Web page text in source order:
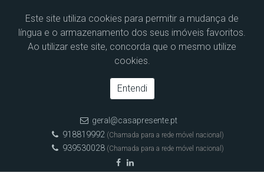
Este site utiliza cookies para permitir a mudança de
língua e o armazenamento dos seus imóveis favoritos.
Ao utilizar este site, concorda que o mesmo utilize
cookies.
Entendi
geral@casapresente.pt
918819992 (Chamada para a rede móvel nacional)
939530028 (Chamada para a rede móvel nacional)